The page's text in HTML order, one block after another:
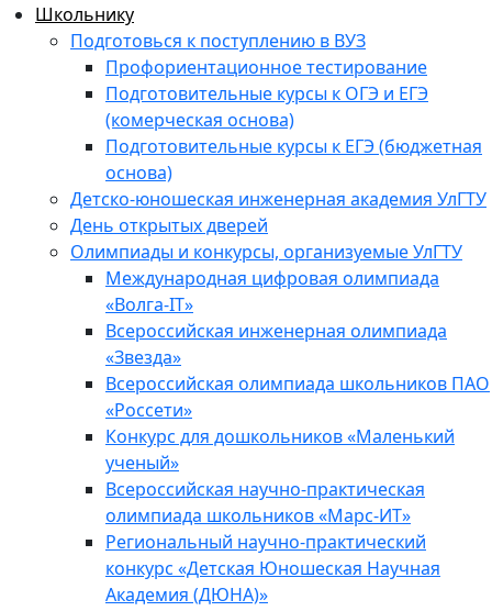
Школьнику
Подготовься к поступлению в ВУЗ
Профориентационное тестирование
Подготовительные курсы к ОГЭ и ЕГЭ
(комерческая основа)
Подготовительные курсы к ЕГЭ (бюджетная
основа)
Детско-юношеская инженерная академия УлГТУ
День открытых дверей
Олимпиады и конкурсы, организуемые УлГТУ
Международная цифровая олимпиада
«Волга-IT»
Всероссийская инженерная олимпиада
«Звезда»
Всероссийская олимпиада школьников ПАО
«Россети»
Конкурс для дошкольников «Маленький
ученый»
Всероссийская научно-практическая
олимпиада школьников «Марс-ИТ»
Региональный научно-практический
конкурс «Детская Юношеская Научная
Академия (ДЮНА)»